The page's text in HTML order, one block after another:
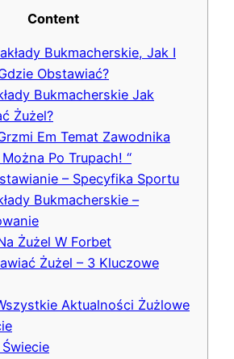
Content
Bukmacherskie, Jak I
Obstawiać?
Bukmacherskie Jak
Żużel?
Em Temat Zawodnika
Po Trupach! “
– Specyfika Sportu
Bukmacherskie –
Żużel W Forbet
Żużel – 3 Kluczowe
Aktualności Żużlowe